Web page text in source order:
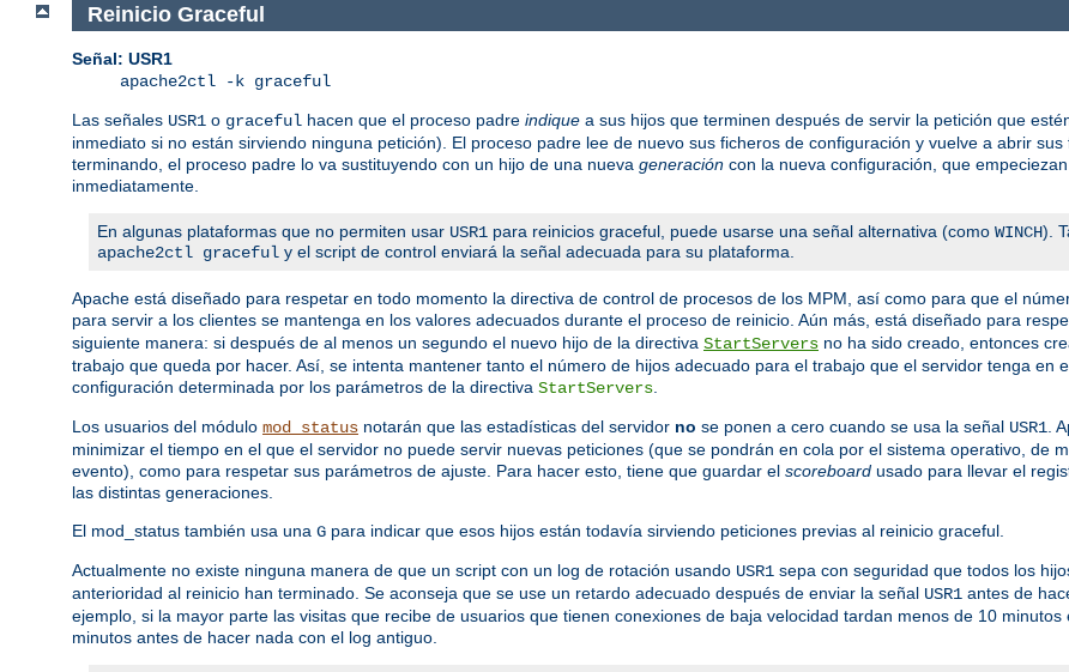
Reinicio Graceful
Señal: USR1
apache2ctl -k graceful
Las señales USR1 o graceful hacen que el proceso padre indique a sus hijos que terminen después de servir la petición que
inmediato si no están sirviendo ninguna petición). El proceso padre lee de nuevo sus ficheros de configuración y vuelve a abrir
terminando, el proceso padre lo va sustituyendo con un hijo de una nueva generación con la nueva configuración, que
inmediatamente.
En algunas plataformas que no permiten usar USR1 para reinicios graceful, puede usarse una señal alternativa (como WINCH).
apache2ctl graceful y el script de control enviará la señal adecuada para su plataforma.
Apache está diseñado para respetar en todo momento la directiva de control de procesos de los MPM, así como para que el
para servir a los clientes se mantenga en los valores adecuados durante el proceso de reinicio. Aún más, está diseñado para
siguiente manera: si después de al menos un segundo el nuevo hijo de la directiva StartServers no ha sido creado, entonces
trabajo que queda por hacer. Así, se intenta mantener tanto el número de hijos adecuado para el trabajo que el servidor tenga en
configuración determinada por los parámetros de la directiva StartServers.
Los usuarios del módulo mod_status notarán que las estadísticas del servidor no se ponen a cero cuando se usa la señal USR1.
minimizar el tiempo en el que el servidor no puede servir nuevas peticiones (que se pondrán en cola por el sistema operativo, de
evento), como para respetar sus parámetros de ajuste. Para hacer esto, tiene que guardar el scoreboard usado para llevar el
las distintas generaciones.
El mod_status también usa una G para indicar que esos hijos están todavía sirviendo peticiones previas al reinicio graceful.
Actualmente no existe ninguna manera de que un script con un log de rotación usando USR1 sepa con seguridad que todos los
anterioridad al reinicio han terminado. Se aconseja que se use un retardo adecuado después de enviar la señal USR1 antes de
ejemplo, si la mayor parte las visitas que recibe de usuarios que tienen conexiones de baja velocidad tardan menos de 10
minutos antes de hacer nada con el log antiguo.